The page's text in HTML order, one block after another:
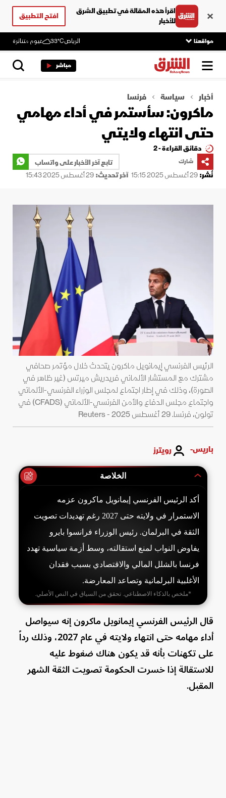
اقرأ هذه المقالة في تطبيق الشرق
للأخبار
افتح التطبيق
مواقعنا الرياض33°C غيوم متناثرة
مباشر
أخبار سياسة فرنسا
ماكرون: سأستمر في أداء مهامي
حتى انتهاء ولايتي
دقائق القراءة - 2
شارك
تابع آخر الأخبار على واتساب
نُشر:29 أغسطس 2025 15:15 آخر تحديث:29 أغسطس 2025 15:43
الرئيس الفرنسي إيمانويل ماكرون يتحدث خلال مؤتمر صحافي
مشترك مع المستشار الألماني فريدريش ميرتس (غير ظاهر في
الصورة)، وذلك في إطار اجتماع لمجلس الوزراء الفرنسي-الألماني
واجتماع مجلس الدفاع والأمن الفرنسي-الألماني (CFADS) في
تولون، فرنسا. 29 أغسطس 2025 - Reuters
باريس- رويترز
الخلاصة
أكد الرئيس الفرنسي إيمانويل ماكرون عزمه
الاستمرار في ولايته حتى 2027 رغم تهديدات تصويت
الثقة في البرلمان. رئيس الوزراء فرانسوا بايرو
يفاوض النواب لمنع استقالته، وسط أزمة سياسية تهدد
فرنسا بالشلل المالي والاقتصادي بسبب فقدان
الأغلبية البرلمانية وتصاعد المعارضة.
*ملخص بالذكاء الاصطناعي. تحقق من السياق في النص الأصلي.
قال الرئيس الفرنسي إيمانويل ماكرون إنه سيواصل
أداء مهامه حتى انتهاء ولايته في عام 2027، وذلك رداً
على تكهنات بأنه قد يكون هناك ضغوط عليه
للاستقالة إذا خسرت الحكومة تصويت الثقة الشهر
المقبل.